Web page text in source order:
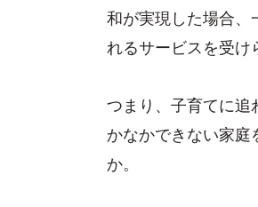
和が実現した場合、
れるサービスを受け
つまり、子育てに
かなかできない家庭
か。